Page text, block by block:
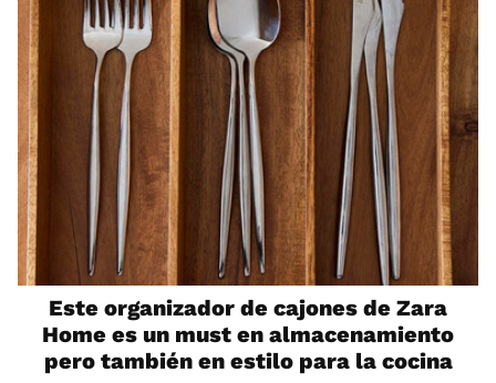
Este organizador de cajones de Zara
Home es un must en almacenamiento
pero también en estilo para la cocina